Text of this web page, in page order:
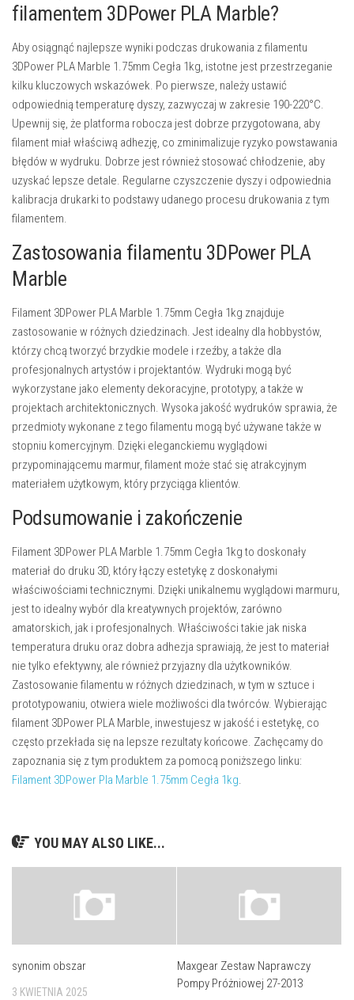
filamentem 3DPower PLA Marble?
Aby osiągnąć najlepsze wyniki podczas drukowania z filamentu
3DPower PLA Marble 1.75mm Cegła 1kg, istotne jest przestrzeganie
kilku kluczowych wskazówek. Po pierwsze, należy ustawić
odpowiednią temperaturę dyszy, zazwyczaj w zakresie 190-220°C.
Upewnij się, że platforma robocza jest dobrze przygotowana, aby
filament miał właściwą adhezję, co zminimalizuje ryzyko powstawania
błędów w wydruku. Dobrze jest również stosować chłodzenie, aby
uzyskać lepsze detale. Regularne czyszczenie dyszy i odpowiednia
kalibracja drukarki to podstawy udanego procesu drukowania z tym
filamentem.
Zastosowania filamentu 3DPower PLA
Marble
Filament 3DPower PLA Marble 1.75mm Cegła 1kg znajduje
zastosowanie w różnych dziedzinach. Jest idealny dla hobbystów,
którzy chcą tworzyć brzydkie modele i rzeźby, a także dla
profesjonalnych artystów i projektantów. Wydruki mogą być
wykorzystane jako elementy dekoracyjne, prototypy, a także w
projektach architektonicznych. Wysoka jakość wydruków sprawia, że
przedmioty wykonane z tego filamentu mogą być używane także w
stopniu komercyjnym. Dzięki eleganckiemu wyglądowi
przypominającemu marmur, filament może stać się atrakcyjnym
materiałem użytkowym, który przyciąga klientów.
Podsumowanie i zakończenie
Filament 3DPower PLA Marble 1.75mm Cegła 1kg to doskonały
materiał do druku 3D, który łączy estetykę z doskonałymi
właściwościami technicznymi. Dzięki unikalnemu wyglądowi marmuru,
jest to idealny wybór dla kreatywnych projektów, zarówno
amatorskich, jak i profesjonalnych. Właściwości takie jak niska
temperatura druku oraz dobra adhezja sprawiają, że jest to materiał
nie tylko efektywny, ale również przyjazny dla użytkowników.
Zastosowanie filamentu w różnych dziedzinach, w tym w sztuce i
prototypowaniu, otwiera wiele możliwości dla twórców. Wybierając
filament 3DPower PLA Marble, inwestujesz w jakość i estetykę, co
często przekłada się na lepsze rezultaty końcowe. Zachęcamy do
zapoznania się z tym produktem za pomocą poniższego linku:
Filament 3DPower Pla Marble 1.75mm Cegła 1kg.
YOU MAY ALSO LIKE...
synonim obszar
3 KWIETNIA 2025
Maxgear Zestaw Naprawczy
Pompy Próżniowej 27-2013